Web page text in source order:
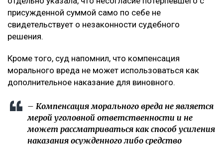
присужденной суммой само по себе не
свидетельствует о незаконности судебного
решения.
Кроме того, суд напомнил, что компенсация
морального вреда не может использоваться как
дополнительное наказание для виновного.
– Компенсация морального вреда не является
мерой уголовной ответственности и не
может рассматриваться как способ усиления
наказания осужденного либо средство